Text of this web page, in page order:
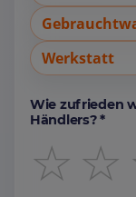
Werkstatt
Wie zufrieden
Händlers? *
☆
☆